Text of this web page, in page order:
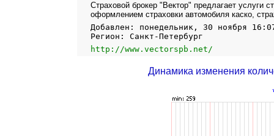
Страховой брокер "Вектор" предлагает услуги
оформлением страховки автомобиля каско,
Добавлен: понедельник, 30 ноября
Регион: Санкт-Петербург
http://www.vectorspb.net/
Динамика изменения